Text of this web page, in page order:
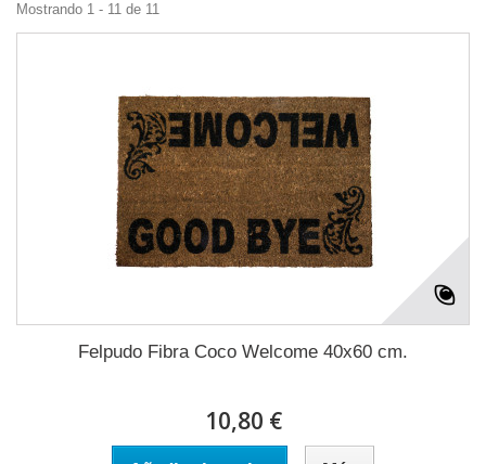
Mostrando 1 - 11 de 11
Felpudo Fibra Coco Welcome 40x60 cm.
10,80 €